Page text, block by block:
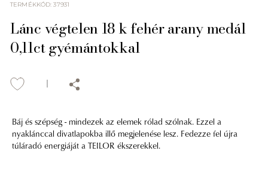
TERMÉKKÓD:37931
Lánc végtelen 18 k fehér arany medál
0,11ct gyémántokkal
Báj és szépség - mindezek az elemek rólad szólnak. Ezzel a
nyaklánccal divatlapokba illő megjelenése lesz. Fedezze fel újra
túláradó energiáját a TEILOR ékszerekkel.